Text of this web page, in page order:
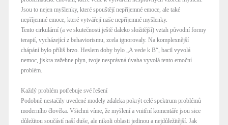
Jsou to nejen myšlenky, které spouštějí nepříjemné emoce, ale také
nepříjemné emoce, které vytvářejí naše nepříjemné myšlenky.
Tento cirkulární (a ve skutečnosti ještě daleko složitější) vztah původní formy
terapií, vycházející z behaviorismu, zcela ignorovaly. Na komplexnější
chápání bylo příliš brzo. Heslem doby bylo „A vede k B“, bacil vyvolá
nemoc, jiskra zažehne plyn, tvoje nesprávná úvaha vyvolá tento emoční
problém.
Každý problém potřebuje své řešení
Podobně nestačily uvedené modely zdaleka pokrýt celé spektrum problémů
moderního člověka. Všichni víme, že myšlení a vnitřní komentáře jsou sice
důležitou součástí naší duše, ale nikoli oblasti jedinou a nejdůležitější. Jak